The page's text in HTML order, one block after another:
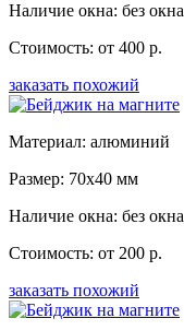
Наличие окна: без окна
Стоимость: от 400 р.
заказать похожий
Материал: алюминий
Размер: 70x40 мм
Наличие окна: без окна
Стоимость: от 200 р.
заказать похожий